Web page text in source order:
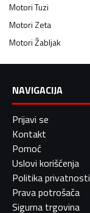
MotoriTuzi
MotoriZeta
MotoriŽabljak
NAVIGACIJA
Prijavi se
Kontakt
Pomoć
Uslovi korišćenja
Politika privatnosti
Prava potrošača
Sigurna trgovina